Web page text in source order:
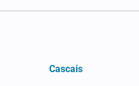
Cascais